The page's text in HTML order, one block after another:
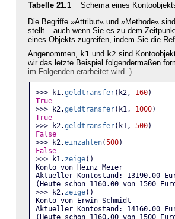
Tabelle 21.1 Schema eines
Die Begriffe »Attribut« und »Methode«
stellt – auch wenn Sie es zu dem
eines Objekts zugreifen, indem Sie die
Angenommen,
k1 und k2 sind
wir das letzte Beispiel folgendermaßen
im Folgenden erarbeitet wird. )
>>> k1.geldtransfer(k2, 160)
True
>>> k2.geldtransfer(k1, 1000)
True
>>> k2.geldtransfer(k1, 500)
False
>>> k2.einzahlen(500)
False
>>> k1. zeige()
Konto von Heinz Meier
Aktueller Kontostand: 13190.00
(Heute schon 1160.00 von 1500
>>> k2. zeige()
Konto von Erwin Schmidt
Aktueller Kontostand: 14160.00
(Heute schon 1160.00 von 1500